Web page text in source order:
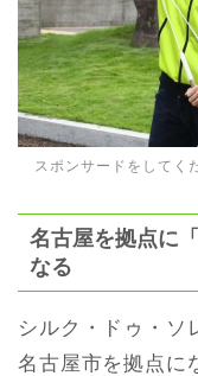
スポンサードをしてく
名古屋を拠点に
なる
シルク・ドゥ・ソ
名古屋市を拠点に